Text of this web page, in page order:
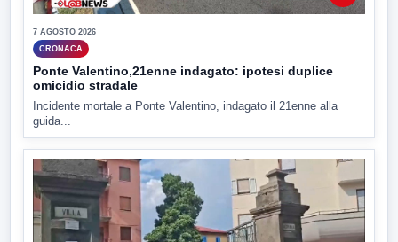
7 AGOSTO 2026
CRONACA
Ponte Valentino,21enne indagato: ipotesi duplice
omicidio stradale
Incidente mortale a Ponte Valentino, indagato il 21enne alla
guida...